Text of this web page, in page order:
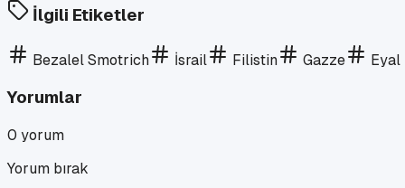
İlgili Etiketler
Bezalel Smotrich İsrail Filistin Gazze Eyal
Yorumlar
0 yorum
Yorum bırak